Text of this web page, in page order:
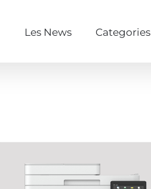
Les News Categories